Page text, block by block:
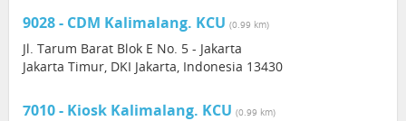
9028 - CDM Kalimalang. KCU (0.99 km)
Jl. Tarum Barat Blok E No. 5 - Jakarta
Jakarta Timur, DKI Jakarta, Indonesia 13430
7010 - Kiosk Kalimalang. KCU (0.99 km)